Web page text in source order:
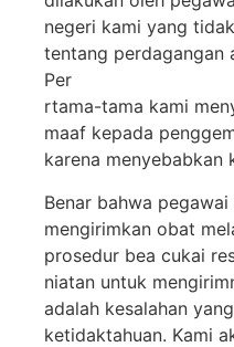
negeri kami yang
tentang perdagangan
Per
rtama-tama kami
maaf kepada
karena menyebabkan
Benar bahwa
mengirimkan obat
prosedur bea cukai
niatan untuk
adalah kesalahan
ketidaktahuan. Kami